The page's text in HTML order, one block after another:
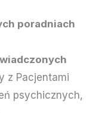
poradniach
z Pacjentami
psychicznych,